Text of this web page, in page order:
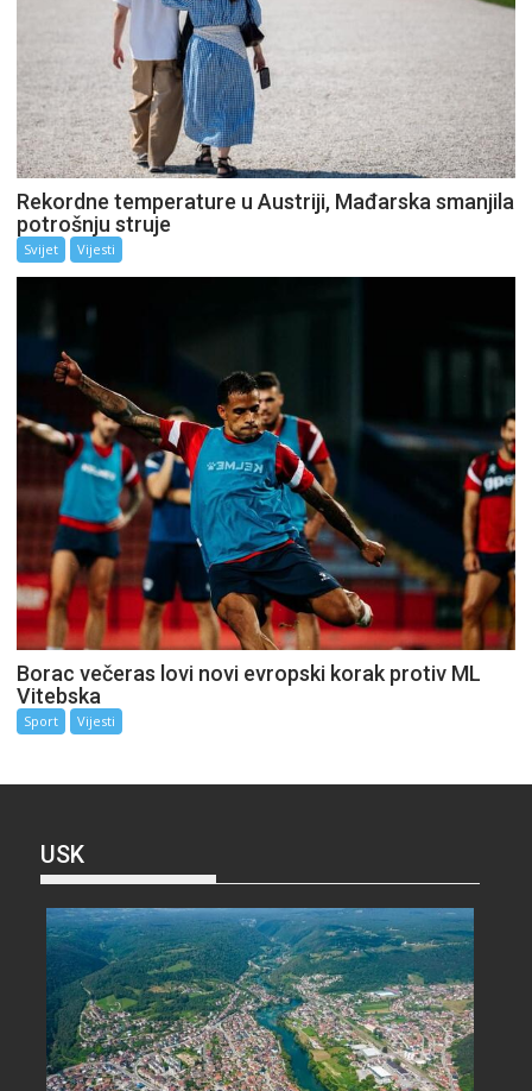
Rekordne temperature u Austriji, Mađarska smanjila
potrošnju struje
Svijet Vijesti
Borac večeras lovi novi evropski korak protiv ML
Vitebska
Sport Vijesti
USK